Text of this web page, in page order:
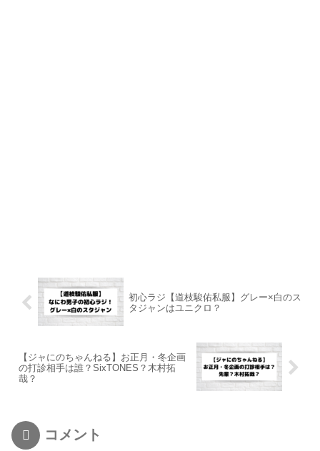
初心ラジ【道枝駿佑私服】グレー×白のス
タジャンはユニクロ？
【ジャにのちゃんねる】お正月・冬企画
の打診相手は誰？SixTONES？木村拓
哉？
コメント